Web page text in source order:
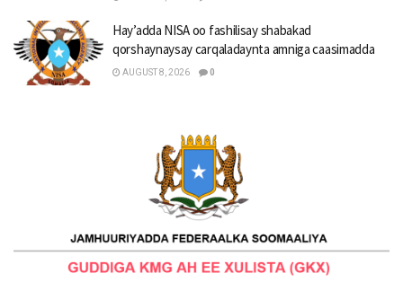
Hay’adda NISA oo fashilisay shabakad
qorshaynaysay carqaladaynta amniga caasimadda
AUGUST 8, 2026 0